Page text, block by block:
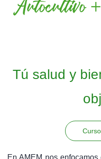
Tú salud y
En AMEM nos